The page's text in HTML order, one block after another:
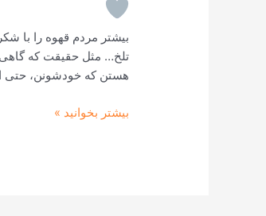
بیشتر مردم قهوه را با
تلخ… مثل حقیقت که
هستن که خودشونن، حتی
تلخی
قهوه…!
بیشتر بخوانید »